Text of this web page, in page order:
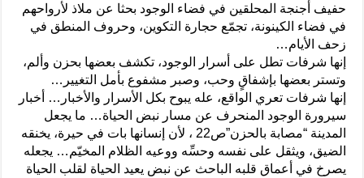
حفيف أجنجة المحلقين في فضاء الوجود بحثا عن ملاذ لأرواحهم
في فضاء الكينونة، تجمّع حجارة التكوين، وحروف المنطق في
زحف الأيام…
إنها شرفات تطل على أسرار الوجود، تكشف بعضها بحزن وألم،
وتستر بعضها بإشفاقٍ وحب، وصبر مشفوع بأمل التغيير…
إنها شرفات تعري الواقع، عله يبوح بكل الأسرار والأخبار… أخبار
سيرورة الوجود المنحرف عن مسار نبض الحياة… ما يجعل
المدينة “مصابة بالحزن”ص22 ، لأن إنسانها بات في حيرة، يخنقه
الضيق، ويثقل على نفسه وحسِّه ووعيه الظلام المخيّم… يجعله
يصرخ في أعماق قلبه الباحث عن نبض يعيد الحياة لقلب الحياة